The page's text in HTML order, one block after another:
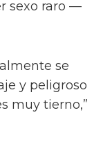
sexo raro —
se
y peligroso
muy tierno,”